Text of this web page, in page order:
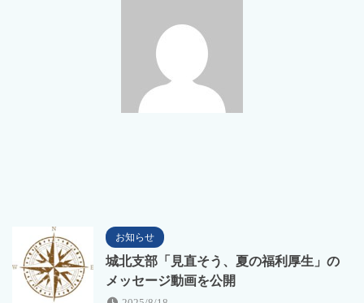
お知らせ
城北支部「見直そう、夏の福利厚生」の
メッセージ動画を公開